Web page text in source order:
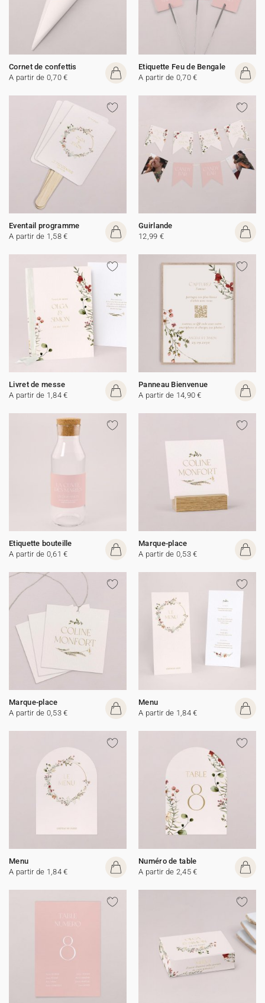
Cornet de confettis
A partir de 0,70 €
Etiquette Feu de Bengale
A partir de 0,70 €
Eventail programme
A partir de 1,58 €
Guirlande
12,99 €
Livret de messe
A partir de 1,84 €
Panneau Bienvenue
A partir de 14,90 €
Etiquette bouteille
A partir de 0,61 €
Marque-place
A partir de 0,53 €
Marque-place
A partir de 0,53 €
Menu
A partir de 1,84 €
Menu
A partir de 1,84 €
Numéro de table
A partir de 2,45 €